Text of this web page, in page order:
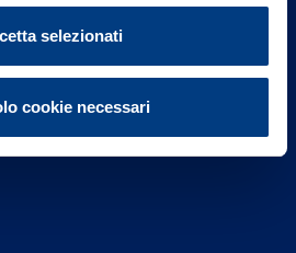
selezionati
cookie necessari